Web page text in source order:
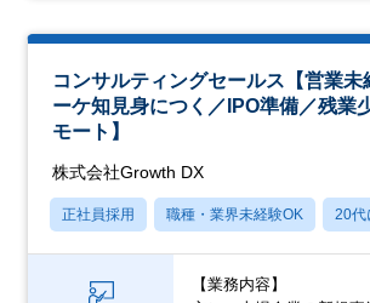
コンサルティングセールス【営業未
ーケ知見身につく／IPO準備／残業
モート】
株式会社Growth DX
正社員採用 職種・業界未経験OK 20代
【業務内容】